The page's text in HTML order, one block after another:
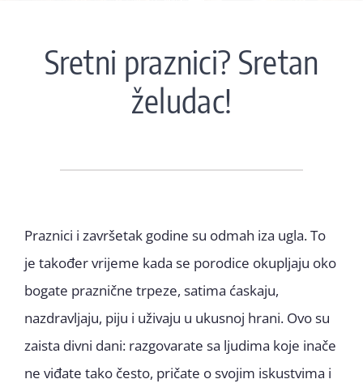
Sretni praznici? Sretan
želudac!
Praznici i završetak godine su odmah iza ugla. To
je također vrijeme kada se porodice okupljaju oko
bogate praznične trpeze, satima ćaskaju,
nazdravljaju, piju i uživaju u ukusnoj hrani. Ovo su
zaista divni dani: razgovarate sa ljudima koje inače
ne viđate tako često, pričate o svojim iskustvima i